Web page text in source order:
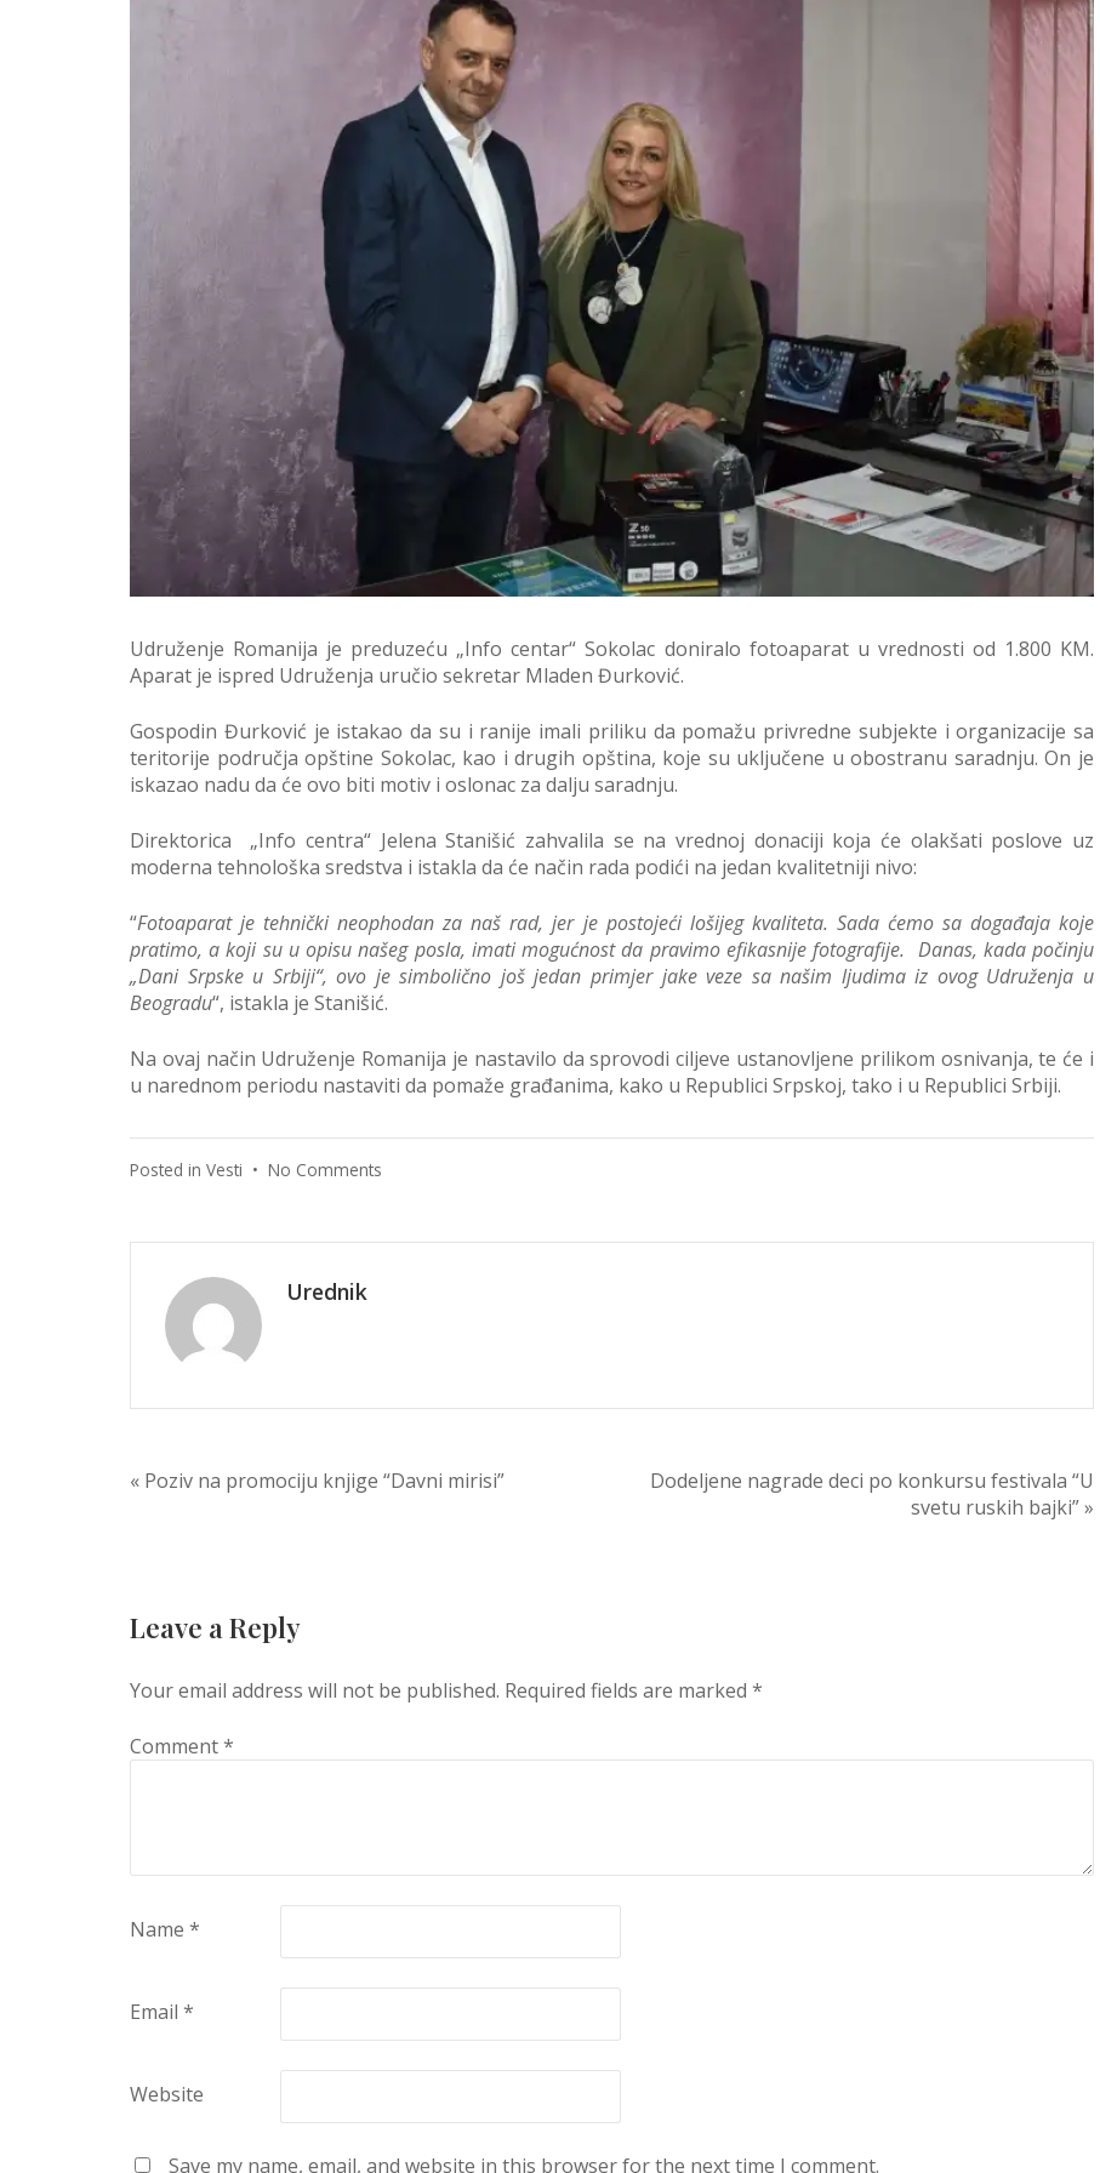
Udruženje Romanija je preduzeću „Info centar“ Sokolac doniralo fotoaparat u vrednosti od 1.800 KM.
Aparat je ispred Udruženja uručio sekretar Mladen Đurković.
Gospodin Đurković je istakao da su i ranije imali priliku da pomažu privredne subjekte i organizacije sa
teritorije područja opštine Sokolac, kao i drugih opština, koje su uključene u obostranu saradnju. On je
iskazao nadu da će ovo biti motiv i oslonac za dalju saradnju.
Direktorica „Info centra“ Jelena Stanišić zahvalila se na vrednoj donaciji koja će olakšati poslove uz
moderna tehnološka sredstva i istakla da će način rada podići na jedan kvalitetniji nivo:
“Fotoaparat je tehnički neophodan za naš rad, jer je postojeći lošijeg kvaliteta. Sada ćemo sa događaja koje
pratimo, a koji su u opisu našeg posla, imati mogućnost da pravimo efikasnije fotografije. Danas, kada počinju
„Dani Srpske u Srbiji“, ovo je simbolično još jedan primjer jake veze sa našim ljudima iz ovog Udruženja u
Beogradu“, istakla je Stanišić.
Na ovaj način Udruženje Romanija je nastavilo da sprovodi ciljeve ustanovljene prilikom osnivanja, te će i
u narednom periodu nastaviti da pomaže građanima, kako u Republici Srpskoj, tako i u Republici Srbiji.
Posted in Vesti • No Comments
Urednik
Post
Dodeljene nagrade deci po konkursu festivala “U
svetu ruskih bajki” »
« Poziv na promociju knjige “Davni mirisi”
Leave a Reply
Your email address will not be published. Required fields are marked *
Comment*
Name *
Email *
Website
Save my name, email, and website in this browser for the next time I comment.